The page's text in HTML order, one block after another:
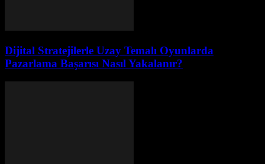
Dijital Stratejilerle Uzay Temalı Oyunlarda
Pazarlama Başarısı Nasıl Yakalanır?